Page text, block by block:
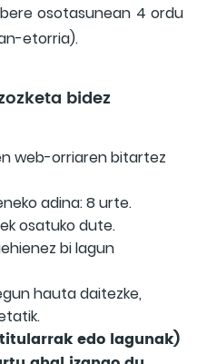
osotasunean 4 ordu
etorria).
bidez
web-orriaren bitartez
adina: 8 urte.
osatuko dute.
bi lagun
hauta daitezke,
edo lagunak)